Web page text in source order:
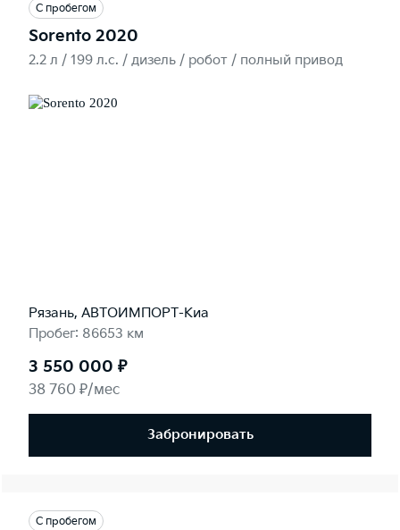
С пробегом
Sorento 2020
2.2 л / 199 л.c. / дизель / робот / полный привод
Рязань, АВТОИМПОРТ-Киа
Пробег: 86653 км
3 550 000 ₽
38 760 ₽/мес
Забронировать
С пробегом